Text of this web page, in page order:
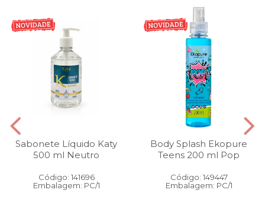
Sabonete Líquido Katy
500 ml Neutro
Código: 141696
Embalagem: PC/1
Body Splash Ekopure
Teens 200 ml Pop
Código: 149447
Embalagem: PC/1